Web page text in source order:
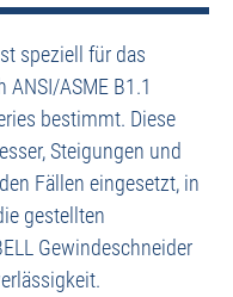
speziell für das
ANSI/ASME B1.1
bestimmt. Diese
Steigungen und
Fällen eingesetzt, in
gestellten
Gewindeschneider